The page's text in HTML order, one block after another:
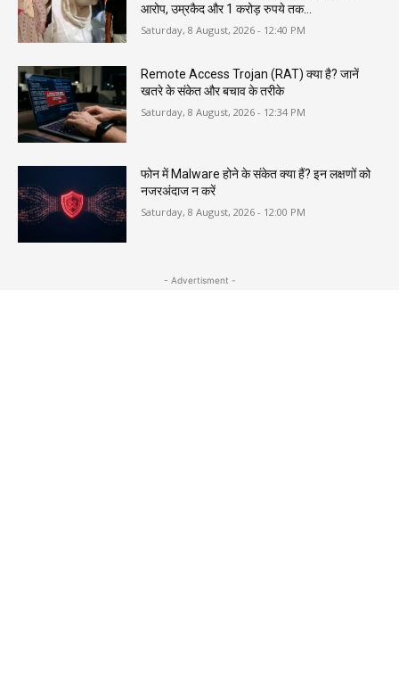
आरोप, उम्रकैद और 1 करोड़ रुपये तक...
Saturday, 8 August, 2026 - 12:40 PM
Remote Access Trojan (RAT) क्या है? जानें
खतरे के संकेत और बचाव के तरीके
Saturday, 8 August, 2026 - 12:34 PM
फोन में Malware होने के संकेत क्या हैं? इन लक्षणों को
नजरअंदाज न करें
Saturday, 8 August, 2026 - 12:00 PM
- Advertisment -